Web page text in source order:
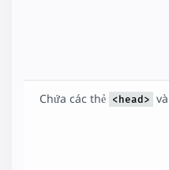
Chứa các thẻ <head> và